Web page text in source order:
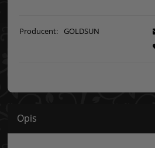
Producent: GOLDSUN
Opis